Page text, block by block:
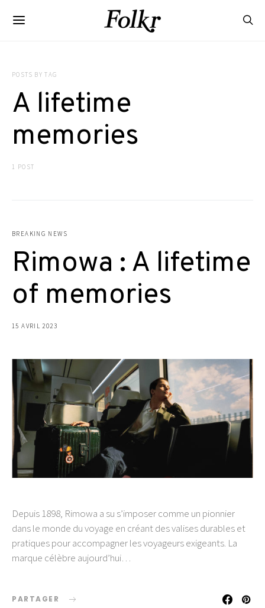
POSTS BY TAG
A lifetime
memories
1 POST
BREAKING NEWS
Rimowa : A lifetime
of memories
15 AVRIL 2023
Depuis 1898, Rimowa a su s’imposer comme un pionnier
dans le monde du voyage en créant des valises durables et
pratiques pour accompagner les voyageurs exigeants. La
marque célèbre aujourd’hui…
PARTAGER